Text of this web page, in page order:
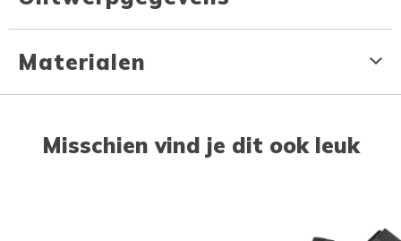
Materialen
Misschien vind je dit ook leuk